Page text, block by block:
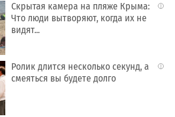
i
Скрытая камера на пляже Крыма:
Что люди вытворяют, когда их не
видят...
i
Ролик длится несколько секунд, а
смеяться вы будете долго